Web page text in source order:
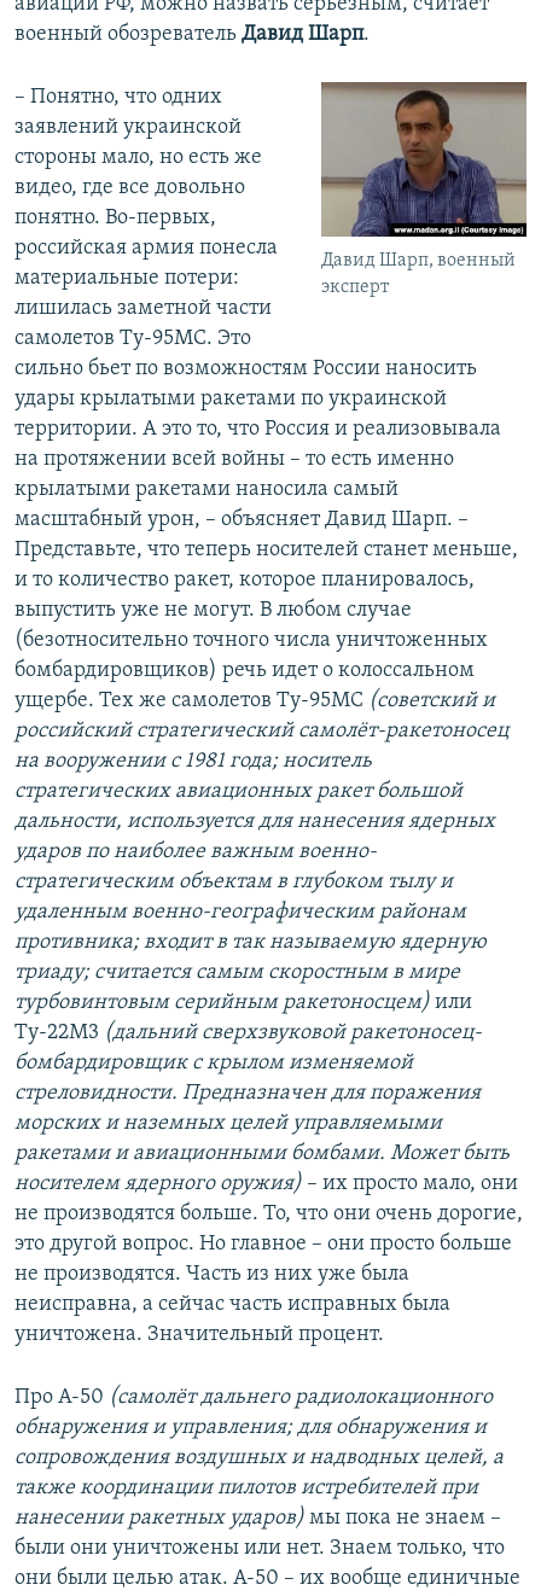
авиации РФ, можно назвать серьезным, считает
военный обозреватель Давид Шарп.
Давид Шарп, военный
эксперт
– Понятно, что одних
заявлений украинской
стороны мало, но есть же
видео, где все довольно
понятно. Во-первых,
российская армия понесла
материальные потери:
лишилась заметной части
самолетов Ту-95МС. Это
сильно бьет по возможностям России наносить
удары крылатыми ракетами по украинской
территории. А это то, что Россия и реализовывала
на протяжении всей войны – то есть именно
крылатыми ракетами наносила самый
масштабный урон, – объясняет Давид Шарп. –
Представьте, что теперь носителей станет меньше,
и то количество ракет, которое планировалось,
выпустить уже не могут. В любом случае
(безотносительно точного числа уничтоженных
бомбардировщиков) речь идет о колоссальном
ущербе. Тех же самолетов Ту-95МС (советский и
российский стратегический самолёт-ракетоносец
на вооружении с 1981 года; носитель
стратегических авиационных ракет большой
дальности, используется для нанесения ядерных
ударов по наиболее важным военно-
стратегическим объектам в глубоком тылу и
удаленным военно-географическим районам
противника; входит в так называемую ядерную
триаду; считается самым скоростным в мире
турбовинтовым серийным ракетоносцем) или
Ту-22М3 (дальний сверхзвуковой ракетоносец-
бомбардировщик с крылом изменяемой
стреловидности. Предназначен для поражения
морских и наземных целей управляемыми
ракетами и авиационными бомбами. Может быть
носителем ядерного оружия) – их просто мало, они
не производятся больше. То, что они очень дорогие,
это другой вопрос. Но главное – они просто больше
не производятся. Часть из них уже была
неисправна, а сейчас часть исправных была
уничтожена. Значительный процент.
Про А-50 (самолёт дальнего радиолокационного
обнаружения и управления; для обнаружения и
сопровождения воздушных и надводных целей, а
также координации пилотов истребителей при
нанесении ракетных ударов) мы пока не знаем –
были они уничтожены или нет. Знаем только, что
они были целью атак. А-50 – их вообще единичные